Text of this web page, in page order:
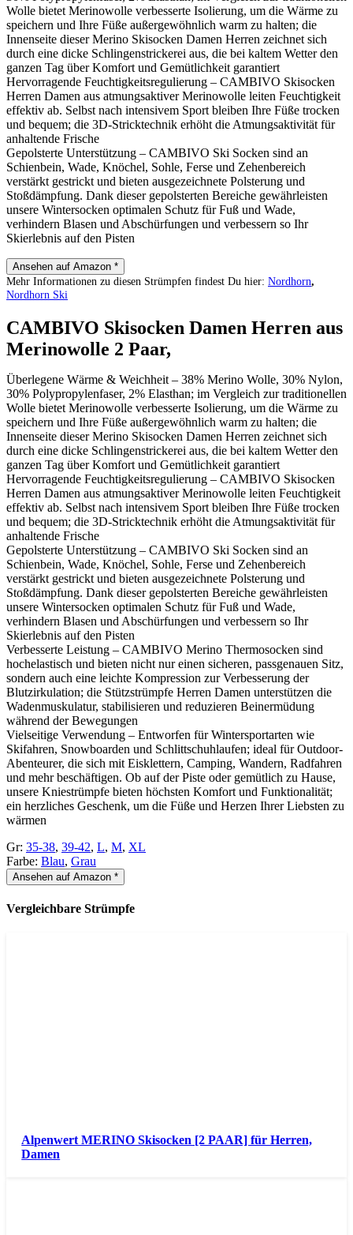
Wolle bietet Merinowolle verbesserte Isolierung, um die Wärme zu
speichern und Ihre Füße außergewöhnlich warm zu halten; die
Innenseite dieser Merino Skisocken Damen Herren zeichnet sich
durch eine dicke Schlingenstrickerei aus, die bei kaltem Wetter den
ganzen Tag über Komfort und Gemütlichkeit garantiert
Hervorragende Feuchtigkeitsregulierung – CAMBIVO Skisocken
Herren Damen aus atmungsaktiver Merinowolle leiten Feuchtigkeit
effektiv ab. Selbst nach intensivem Sport bleiben Ihre Füße trocken
und bequem; die 3D-Stricktechnik erhöht die Atmungsaktivität für
anhaltende Frische
Gepolsterte Unterstützung – CAMBIVO Ski Socken sind an
Schienbein, Wade, Knöchel, Sohle, Ferse und Zehenbereich
verstärkt gestrickt und bieten ausgezeichnete Polsterung und
Stoßdämpfung. Dank dieser gepolsterten Bereiche gewährleisten
unsere Wintersocken optimalen Schutz für Fuß und Wade,
verhindern Blasen und Abschürfungen und verbessern so Ihr
Skierlebnis auf den Pisten
Ansehen auf Amazon *
Mehr Informationen zu diesen Strümpfen findest Du hier: Nordhorn,
Nordhorn Ski
CAMBIVO Skisocken Damen Herren aus
Merinowolle 2 Paar,
Überlegene Wärme & Weichheit – 38% Merino Wolle, 30% Nylon,
30% Polypropylenfaser, 2% Elasthan; im Vergleich zur traditionellen
Wolle bietet Merinowolle verbesserte Isolierung, um die Wärme zu
speichern und Ihre Füße außergewöhnlich warm zu halten; die
Innenseite dieser Merino Skisocken Damen Herren zeichnet sich
durch eine dicke Schlingenstrickerei aus, die bei kaltem Wetter den
ganzen Tag über Komfort und Gemütlichkeit garantiert
Hervorragende Feuchtigkeitsregulierung – CAMBIVO Skisocken
Herren Damen aus atmungsaktiver Merinowolle leiten Feuchtigkeit
effektiv ab. Selbst nach intensivem Sport bleiben Ihre Füße trocken
und bequem; die 3D-Stricktechnik erhöht die Atmungsaktivität für
anhaltende Frische
Gepolsterte Unterstützung – CAMBIVO Ski Socken sind an
Schienbein, Wade, Knöchel, Sohle, Ferse und Zehenbereich
verstärkt gestrickt und bieten ausgezeichnete Polsterung und
Stoßdämpfung. Dank dieser gepolsterten Bereiche gewährleisten
unsere Wintersocken optimalen Schutz für Fuß und Wade,
verhindern Blasen und Abschürfungen und verbessern so Ihr
Skierlebnis auf den Pisten
Verbesserte Leistung – CAMBIVO Merino Thermosocken sind
hochelastisch und bieten nicht nur einen sicheren, passgenauen Sitz,
sondern auch eine leichte Kompression zur Verbesserung der
Blutzirkulation; die Stützstrümpfe Herren Damen unterstützen die
Wadenmuskulatur, stabilisieren und reduzieren Beinermüdung
während der Bewegungen
Vielseitige Verwendung – Entworfen für Wintersportarten wie
Skifahren, Snowboarden und Schlittschuhlaufen; ideal für Outdoor-
Abenteurer, die sich mit Eisklettern, Camping, Wandern, Radfahren
und mehr beschäftigen. Ob auf der Piste oder gemütlich zu Hause,
unsere Kniestrümpfe bieten höchsten Komfort und Funktionalität;
ein herzliches Geschenk, um die Füße und Herzen Ihrer Liebsten zu
wärmen
Gr: 35-38, 39-42, L, M, XL
Farbe: Blau, Grau
Ansehen auf Amazon *
Vergleichbare Strümpfe
Alpenwert MERINO Skisocken [2 PAAR] für Herren,
Damen